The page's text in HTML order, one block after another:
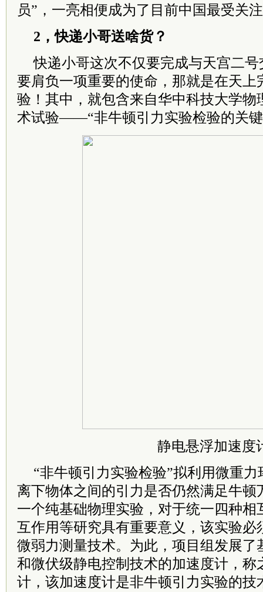
员”，一亮相便成为了目前中国最受关
2，快递小哥送啥货？
快递小哥这次不仅要完成与天宫二
要肩负一项重要的使命，那就是在天上
验！其中，就包含来自华中科技大学物
术试验——“非牛顿引力实验检验的关
静电悬浮加速度
“非牛顿引力实验检验”拟利用微重
离下物体之间的引力是否仍然满足牛顿
一个纯基础物理实验，对于统一四种相
互作用等研究具有重要意义，该实验必
微弱力测量技术。为此，项目组发展了
和微伏级静电控制技术的加速度计，称
计，该加速度计是非牛顿引力实验的技